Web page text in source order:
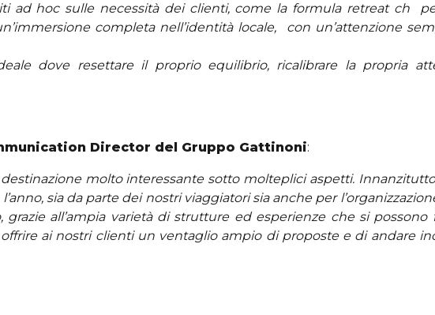
ad hoc sulle necessità dei clienti, come la formula retreat ch
completa nell’identità locale, con un’attenzione
dove resettare il proprio equilibrio, ricalibrare la propria
Director del Gruppo Gattinoni:
molto interessante sotto molteplici aspetti.
sia da parte dei nostri viaggiatori sia anche per
all’ampia varietà di strutture ed esperienze che si possono
ai nostri clienti un ventaglio ampio di proposte e di andare